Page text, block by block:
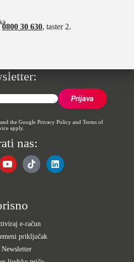
0800 30 630, taster 2.
e-račun
priključak
Newsletter
the Google Privacy Policyand Terms of
apply.
nas: